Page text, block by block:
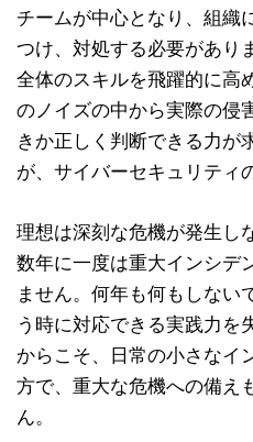
チームが中心となり、組織
つけ、対処する必要があり
全体のスキルを飛躍的に高
のノイズの中から実際の侵
きか正しく判断できる力が
が、サイバーセキュリティ
理想は深刻な危機が発生し
数年に一度は重大インシデ
ません。何年も何もしない
う時に対応できる実践力を
からこそ、日常の小さなイ
方で、重大な危機への備え
ん。